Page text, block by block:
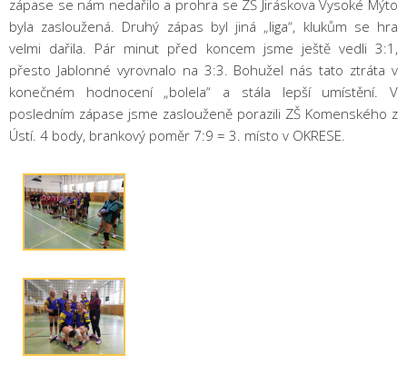
zápase se nám nedařilo a prohra se ZŠ Jiráskova Vysoké Mýto
byla zasloužená. Druhý zápas byl jiná „liga“, klukům se hra
velmi dařila. Pár minut před koncem jsme ještě vedli 3:1,
přesto Jablonné vyrovnalo na 3:3. Bohužel nás tato ztráta v
konečném hodnocení „bolela“ a stála lepší umístění. V
posledním zápase jsme zaslouženě porazili ZŠ Komenského z
Ústí. 4 body, brankový poměr 7:9 = 3. místo v OKRESE.